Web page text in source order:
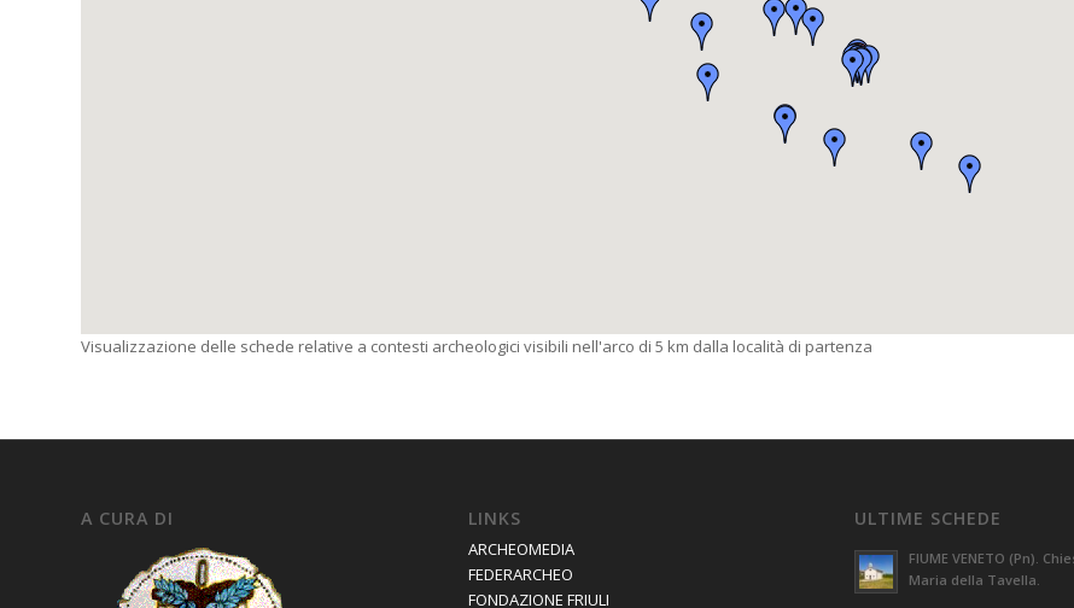
Visualizzazione delle schede relative a contesti archeologici visibili nell'arco di 5 km dalla località di partenza
A CURA DI LINKS
ARCHEOMEDIA
FEDERARCHEO
FONDAZIONE FRIULI
ULTIME SCHEDE
FIUME VENETO (Pn).
Maria della Tavella.